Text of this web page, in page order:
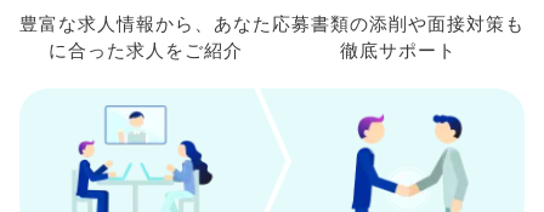
豊富な求人情報から、 あなた
に合った求人を ご紹介
応募書類の添削や面接対策も
徹底サポート